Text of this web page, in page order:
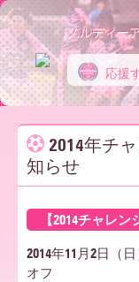
ノ
ル
デ
ノルディー
応援
2014年チ
知らせ
【2014チャレ
2014年11月2日（
オフ